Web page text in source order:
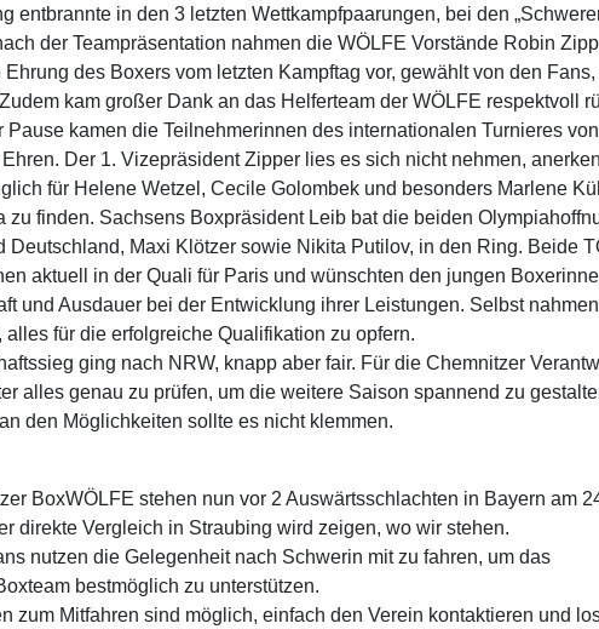
entbrannte in den 3 letzten Wettkampfpaarungen, bei den
der Teampräsentation nahmen die WÖLFE Vorstände Robin
des Boxers vom letzten Kampftag vor, gewählt von den Fans,
kam großer Dank an das Helferteam der WÖLFE respektvoll
Pause kamen die Teilnehmerinnen des internationalen Turnieres von
Der 1. Vizepräsident Zipper lies es sich nicht nehmen,
für Helene Wetzel, Cecile Golombek und besonders Marlene
zu finden. Sachsens Boxpräsident Leib bat die beiden
Deutschland, Maxi Klötzer sowie Nikita Putilov, in den Ring. Beide
aktuell in der Quali für Paris und wünschten den jungen
und Ausdauer bei der Entwicklung ihrer Leistungen. Selbst
alles für die erfolgreiche Qualifikation zu opfern.
ging nach NRW, knapp aber fair. Für die Chemnitzer
alles genau zu prüfen, um die weitere Saison spannend zu
den Möglichkeiten sollte es nicht klemmen.
BoxWÖLFE stehen nun vor 2 Auswärtsschlachten in Bayern am
direkte Vergleich in Straubing wird zeigen, wo wir stehen.
nutzen die Gelegenheit nach Schwerin mit zu fahren, um das
bestmöglich zu unterstützen.
zum Mitfahren sind möglich, einfach den Verein kontaktieren und